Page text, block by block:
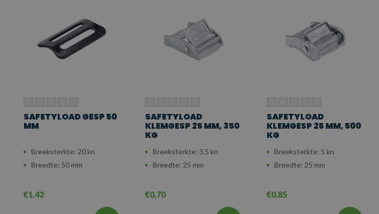
SAFETYLOAD GESP 50
MM
Breeksterkte: 20 kn
Breedte: 50 mm
€1,42
SAFETYLOAD
KLEMGESP 25 MM, 350
KG
Breeksterkte: 3.5 kn
Breedte: 25 mm
€0,70
SAFETYLOAD
KLEMGESP 25 MM, 500
KG
Breeksterkte: 5 kn
Breedte: 25 mm
€0,85